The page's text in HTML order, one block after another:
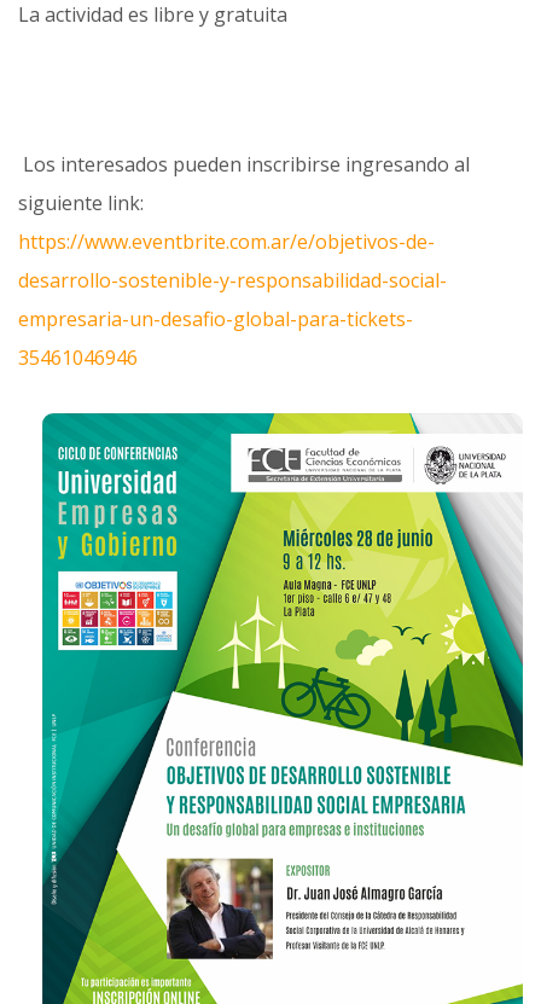
La actividad es libre y gratuita
Los interesados pueden inscribirse ingresando al
siguiente link:
https://www.eventbrite.com.ar/e/objetivos-de-
desarrollo-sostenible-y-responsabilidad-social-
empresaria-un-desafio-global-para-tickets-
35461046946